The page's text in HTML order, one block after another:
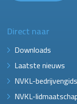
Direct naar
Downloads
Laatste nieuws
NVKL-bedrijvengids
NVKL-